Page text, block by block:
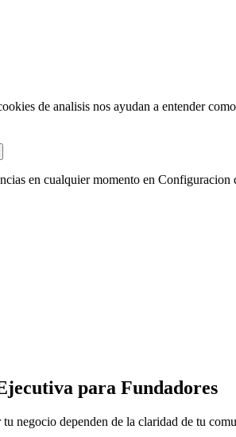
de analisis nos ayudan a entender
en cualquier momento en Configuracion
para Fundadores
negocio dependen de la claridad de tu